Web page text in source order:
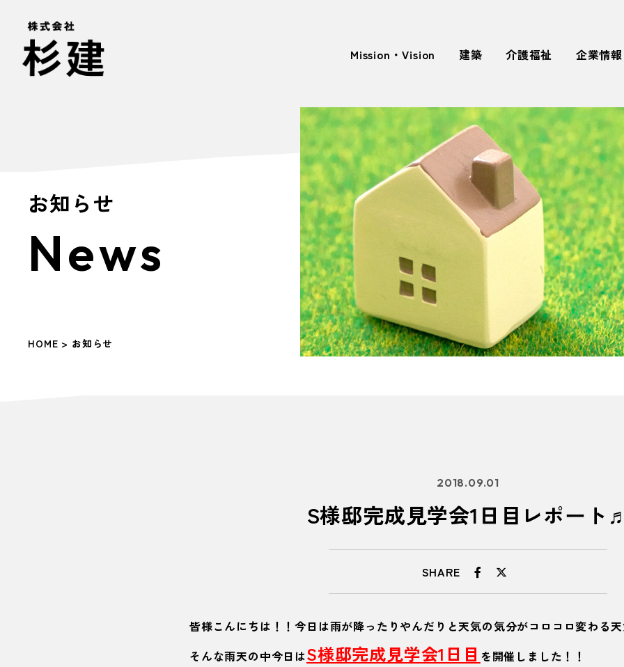
Mission・Vision 建築 介護福祉 企業情報
お知らせ
News
HOME > お知らせ
2018.09.01
S様邸完成見学会1日目レポート
SHARE
皆様こんにちは！！今日は雨が降ったりやんだりと天気の気分がコロコロ変わる
そんな雨天の中今日はS様邸完成見学会1日目 を開催しました！！